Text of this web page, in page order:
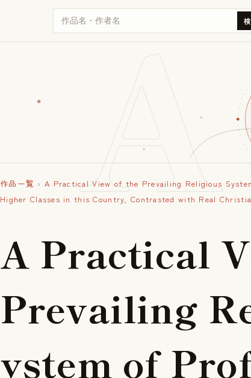
作品一覧 › A Practical View of the Prevailing Religious
Higher Classes in this Country, Contrasted with Real
A Practical V
Prevailing R
ystem of Pro